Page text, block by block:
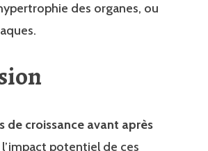
des organes, ou
de croissance avant après
potentiel de ces